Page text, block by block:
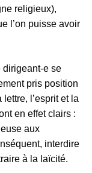
religieux),
l’on puisse avoir
dirigeant-e se
pris position
l’esprit et la
en effet clairs :
aux
interdire
à la laïcité.